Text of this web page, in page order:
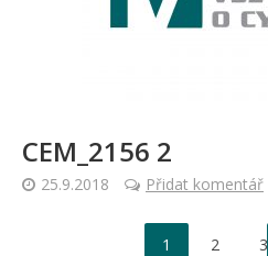
CEM_2156 2
25.9.2018 Přidat komentář
1 2 3